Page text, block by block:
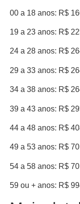
00 a 18 anos: R$
19 a 23 anos: R$
24 a 28 anos: R$
29 a 33 anos: R$
34 a 38 anos: R$
39 a 43 anos: R$
44 a 48 anos: R$
49 a 53 anos: R$
54 a 58 anos: R$
59 ou + anos: R$